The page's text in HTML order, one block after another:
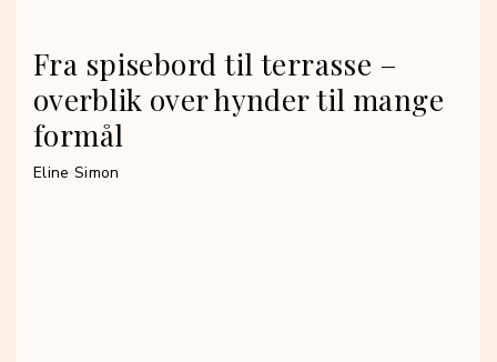
Fra spisebord til terrasse –
overblik over hynder til mange
formål
Eline Simon